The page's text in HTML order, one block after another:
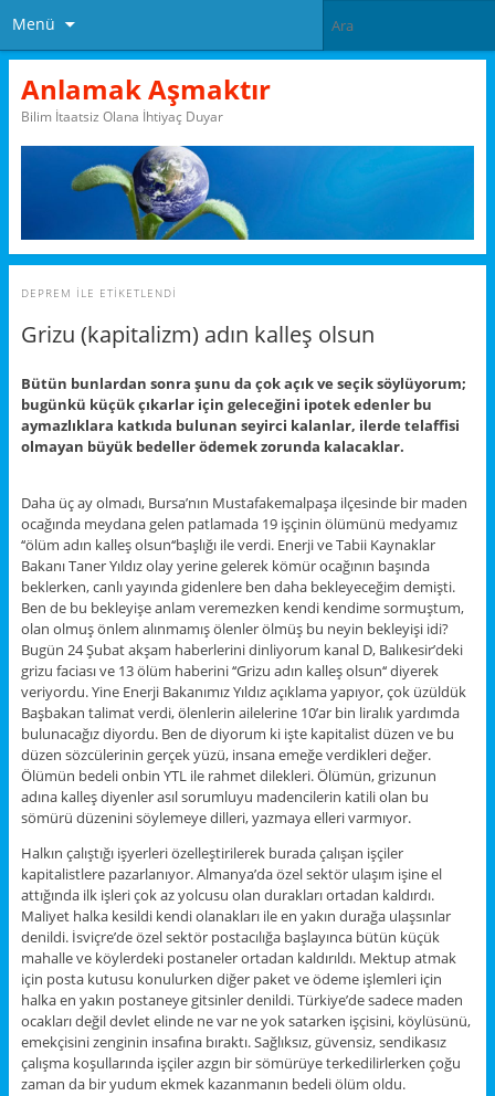
Menü
Anlamak Aşmaktır
Bilim İtaatsiz Olana İhtiyaç Duyar
DEPREM ILE ETIKETLENDI
Grizu (kapitalizm) adın kalleş olsun
Bütün bunlardan sonra şunu da çok açık ve seçik söylüyorum;
bugünkü küçük çıkarlar için geleceğini ipotek edenler bu
aymazlıklara katkıda bulunan seyirci kalanlar, ilerde telaffisi
olmayan büyük bedeller ödemek zorunda kalacaklar.
Daha üç ay olmadı, Bursa’nın Mustafakemalpaşa ilçesinde bir maden
ocağında meydana gelen patlamada 19 işçinin ölümünü medyamız
‘‘ölüm adın kalleş olsun‘‘başlığı ile verdi. Enerji ve Tabii Kaynaklar
Bakanı Taner Yıldız olay yerine gelerek kömür ocağının başında
beklerken, canlı yayında gidenlere ben daha bekleyeceğim demişti.
Ben de bu bekleyişe anlam veremezken kendi kendime sormuştum,
olan olmuş önlem alınmamış ölenler ölmüş bu neyin bekleyişi idi?
Bugün 24 Şubat akşam haberlerini dinliyorum kanal D, Balıkesir’deki
grizu faciası ve 13 ölüm haberini ‘‘Grizu adın kalleş olsun‘‘ diyerek
veriyordu. Yine Enerji Bakanımız Yıldız açıklama yapıyor, çok üzüldük
Başbakan talimat verdi, ölenlerin ailelerine 10’ar bin liralık yardımda
bulunacağız diyordu. Ben de diyorum ki işte kapitalist düzen ve bu
düzen sözcülerinin gerçek yüzü, insana emeğe verdikleri değer.
Ölümün bedeli onbin YTL ile rahmet dilekleri. Ölümün, grizunun
adına kalleş diyenler asıl sorumluyu madencilerin katili olan bu
sömürü düzenini söylemeye dilleri, yazmaya elleri varmıyor.
Halkın çalıştığı işyerleri özelleştirilerek burada çalışan işçiler
kapitalistlere pazarlanıyor. Almanya’da özel sektör ulaşım işine el
attığında ilk işleri çok az yolcusu olan durakları ortadan kaldırdı.
Maliyet halka kesildi kendi olanakları ile en yakın durağa ulaşsınlar
denildi. İsviçre’de özel sektör postacılığa başlayınca bütün küçük
mahalle ve köylerdeki postaneler ortadan kaldırıldı. Mektup atmak
için posta kutusu konulurken diğer paket ve ödeme işlemleri için
halka en yakın postaneye gitsinler denildi. Türkiye’de sadece maden
ocakları değil devlet elinde ne var ne yok satarken işçisini, köylüsünü,
emekçisini zenginin insafına bıraktı. Sağlıksız, güvensiz, sendikasız
çalışma koşullarında işçiler azgın bir sömürüye terkedilirlerken çoğu
zaman da bir yudum ekmek kazanmanın bedeli ölüm oldu.